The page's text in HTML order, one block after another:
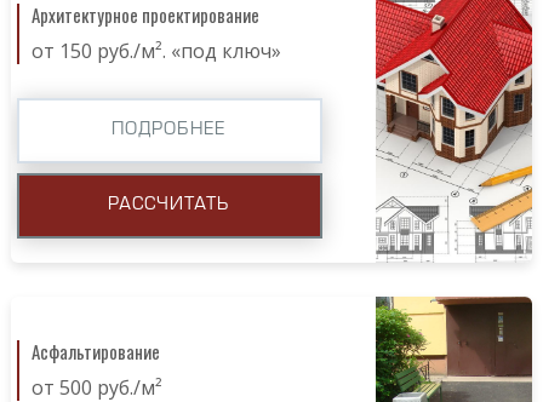
Архитектурное проектирование
от 150 руб./м². «под ключ»
ПОДРОБНЕЕ
РАССЧИТАТЬ
Асфальтирование
от 500 руб./м²